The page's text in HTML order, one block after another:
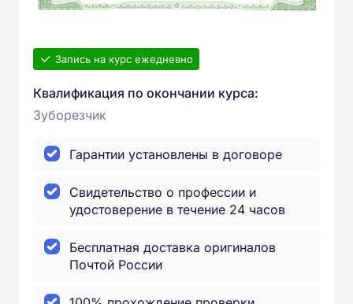
Запись на курс ежедневно
Квалификация по окончании курса:
Зуборезчик
Гарантии установлены в договоре
Свидетельство о профессии и
удостоверение в течение 24 часов
Бесплатная доставка оригиналов
Почтой России